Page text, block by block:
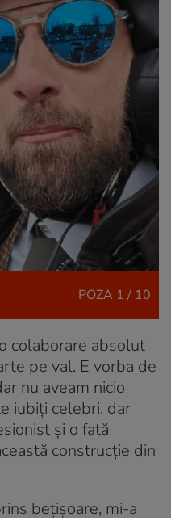
POZA 1 / 10
colaborare absolut
pe val. E vorba de
nu aveam nicio
iubiți celebri, dar
și o fată
construcție din
bețișoare, mi-a